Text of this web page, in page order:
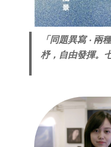
「同題異寫 ‧
杼，自由發揮。